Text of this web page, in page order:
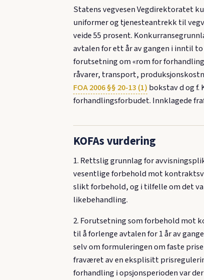
Statens vegvesen Vegdirektoratet
uniformer og tjenesteantrekk til
veide 55 prosent.
avtalen for ett år av gangen i inntil
forutsetning om «rom for
råvarer, transport,
FOA 2006 §§ 20-13 (1) bokstav d og
forhandlingsforbudet. Innklagede
KOFAs vurdering
1. Rettslig grunnlag for
vesentlige forbehold mot
slikt forbehold, og i tilfelle om det
likebehandling.
2. Forutsetning som forbehold mot
til å forlenge avtalen for 1 år av
selv om formuleringen om faste
fraværet av en eksplisitt
forhandling i opsjonsperioden var